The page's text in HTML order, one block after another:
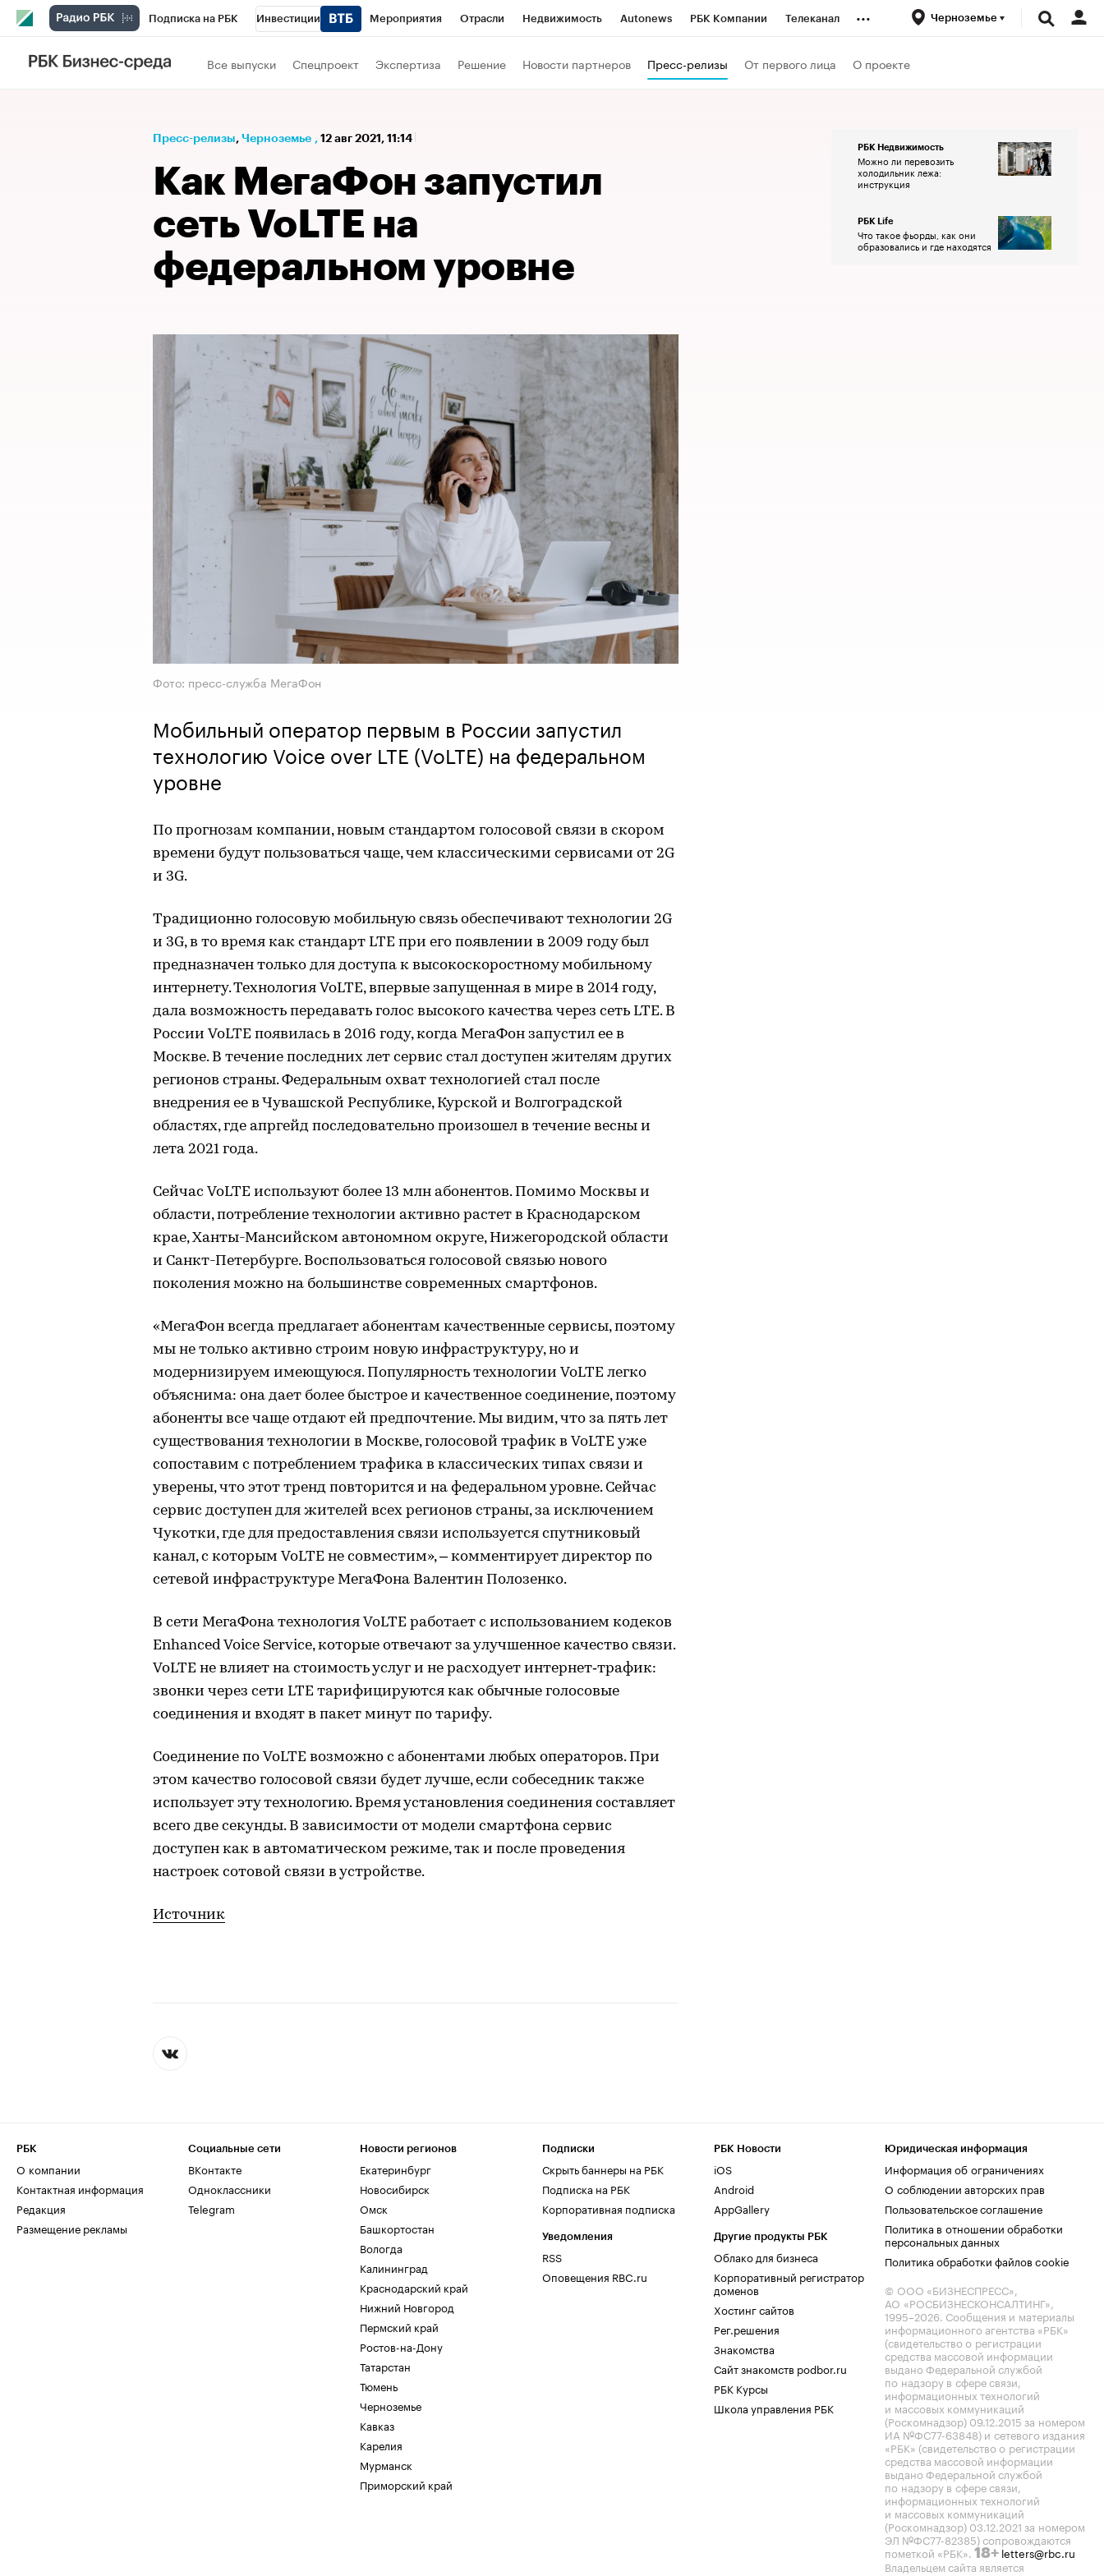
Подписка на РБК Инвестиции Мероприятия Отрасли Недвижимость Autonews РБК Компании Телеканал
РБК Вино
Проверка контрагентов
... Черноземье
Все выпуски Спецпроект Экспертиза Решение Новости партнеров Пресс-релизы От первого лица О проекте
Пресс-релизы⁠, Черноземье , 12 авг 2021, 11:14
Как МегаФон запустил
сеть VoLTE на
федеральном уровне
Фото: пресс-служба МегаФон
Мобильный оператор первым в России запустил
технологию Voice over LTE (VoLTE) на федеральном
уровне
По прогнозам компании, новым стандартом голосовой связи в скором
времени будут пользоваться чаще, чем классическими сервисами от 2G
и 3G.
Традиционно голосовую мобильную связь обеспечивают технологии 2G
и 3G, в то время как стандарт LTE при его появлении в 2009 году был
предназначен только для доступа к высокоскоростному мобильному
интернету. Технология VoLTE, впервые запущенная в мире в 2014 году,
дала возможность передавать голос высокого качества через сеть LTE. В
России VoLTE появилась в 2016 году, когда МегаФон запустил ее в
Москве. В течение последних лет сервис стал доступен жителям других
регионов страны. Федеральным охват технологией стал после
внедрения ее в Чувашской Республике, Курской и Волгоградской
областях, где апргейд последовательно произошел в течение весны и
лета 2021 года.
Сейчас VoLTE используют более 13 млн абонентов. Помимо Москвы и
области, потребление технологии активно растет в Краснодарском
крае, Ханты-Мансийском автономном округе, Нижегородской области
и Санкт-Петербурге. Воспользоваться голосовой связью нового
поколения можно на большинстве современных смартфонов.
«МегаФон всегда предлагает абонентам качественные сервисы, поэтому
мы не только активно строим новую инфраструктуру, но и
модернизируем имеющуюся. Популярность технологии VoLTE легко
объяснима: она дает более быстрое и качественное соединение, поэтому
абоненты все чаще отдают ей предпочтение. Мы видим, что за пять лет
существования технологии в Москве, голосовой трафик в VoLTE уже
сопоставим с потреблением трафика в классических типах связи и
уверены, что этот тренд повторится и на федеральном уровне. Сейчас
сервис доступен для жителей всех регионов страны, за исключением
Чукотки, где для предоставления связи используется спутниковый
канал, с которым VoLTE не совместим», – комментирует директор по
сетевой инфраструктуре МегаФона Валентин Полозенко.
В сети МегаФона технология VoLTE работает с использованием кодеков
Enhanced Voice Service, которые отвечают за улучшенное качество связи.
VoLTE не влияет на стоимость услуг и не расходует интернет‑трафик:
звонки через сети LTE тарифицируются как обычные голосовые
соединения и входят в пакет минут по тарифу.
Соединение по VoLTE возможно с абонентами любых операторов. При
этом качество голосовой связи будет лучше, если собеседник также
использует эту технологию. Время установления соединения составляет
всего две секунды. В зависимости от модели смартфона сервис
доступен как в автоматическом режиме, так и после проведения
настроек сотовой связи в устройстве.
Источник
РБК Недвижимость
Можно ли перевозить
холодильник лежа:
инструкция
РБК Life
Что такое фьорды, как они
образовались и где находятся
РБК
О компании
Контактная информация
Редакция
Размещение рекламы
Социальные сети
ВКонтакте
Одноклассники
Telegram
Новости регионов
Екатеринбург
Новосибирск
Омск
Башкортостан
Вологда
Калининград
Краснодарский край
Нижний Новгород
Пермский край
Ростов-на-Дону
Татарстан
Тюмень
Черноземье
Кавказ
Карелия
Мурманск
Приморский край
Подписки
Скрыть баннеры на РБК
Подписка на РБК
Корпоративная подписка
Уведомления
RSS
Оповещения RBC.ru
РБК Новости
iOS
Android
AppGallery
Другие продукты РБК
Облако для бизнеса
Корпоративный регистратор
доменов
Хостинг сайтов
Рег.решения
Знакомства
Сайт знакомств podbor.ru
РБК Курсы
Школа управления РБК
Юридическая информация
Информация об ограничениях
О соблюдении авторских прав
Пользовательское соглашение
Политика в отношении обработки
персональных данных
Политика обработки файлов cookie
© ООО «БИЗНЕСПРЕСС»,
АО «РОСБИЗНЕСКОНСАЛТИНГ»,
1995–2026. Сообщения и материалы
информационного агентства «РБК»
(свидетельство о регистрации
средства массовой информации
выдано Федеральной службой
по надзору в сфере связи,
информационных технологий
и массовых коммуникаций
(Роскомнадзор) 09.12.2015 за номером
ИА №ФС77-63848) и сетевого издания
«РБК» (свидетельство о регистрации
средства массовой информации
выдано Федеральной службой
по надзору в сфере связи,
информационных технологий
и массовых коммуникаций
(Роскомнадзор) 03.12.2021 за номером
ЭЛ №ФС77-82385) сопровождаются
пометкой «РБК». 18+ letters@rbc.ru
Владельцем сайта является